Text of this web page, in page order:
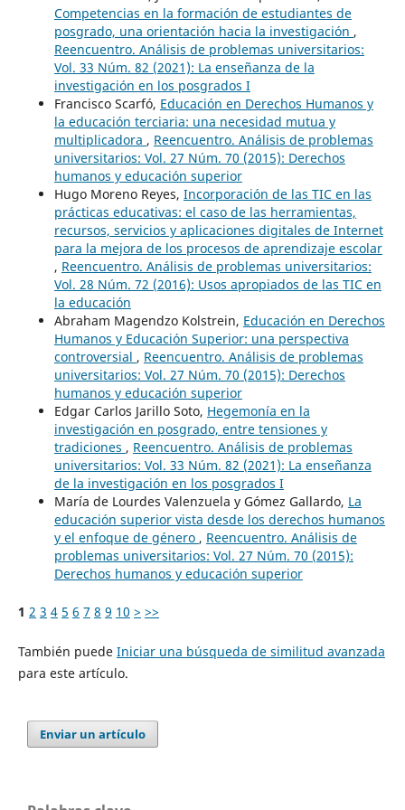
Competencias en la formación de estudiantes de
posgrado, una orientación hacia la investigación ,
Reencuentro. Análisis de problemas universitarios:
Vol. 33 Núm. 82 (2021): La enseñanza de la
investigación en los posgrados I
Francisco Scarfó, Educación en Derechos Humanos y
la educación terciaria: una necesidad mutua y
multiplicadora , Reencuentro. Análisis de problemas
universitarios: Vol. 27 Núm. 70 (2015): Derechos
humanos y educación superior
Hugo Moreno Reyes, Incorporación de las TIC en las
prácticas educativas: el caso de las herramientas,
recursos, servicios y aplicaciones digitales de Internet
para la mejora de los procesos de aprendizaje escolar
, Reencuentro. Análisis de problemas universitarios:
Vol. 28 Núm. 72 (2016): Usos apropiados de las TIC en
la educación
Abraham Magendzo Kolstrein, Educación en Derechos
Humanos y Educación Superior: una perspectiva
controversial , Reencuentro. Análisis de problemas
universitarios: Vol. 27 Núm. 70 (2015): Derechos
humanos y educación superior
Edgar Carlos Jarillo Soto, Hegemonía en la
investigación en posgrado, entre tensiones y
tradiciones , Reencuentro. Análisis de problemas
universitarios: Vol. 33 Núm. 82 (2021): La enseñanza
de la investigación en los posgrados I
María de Lourdes Valenzuela y Gómez Gallardo, La
educación superior vista desde los derechos humanos
y el enfoque de género , Reencuentro. Análisis de
problemas universitarios: Vol. 27 Núm. 70 (2015):
Derechos humanos y educación superior
1 2 3 4 5 6 7 8 9 10 > >>
También puede Iniciar una búsqueda de similitud avanzada
para este artículo.
Enviar un artículo